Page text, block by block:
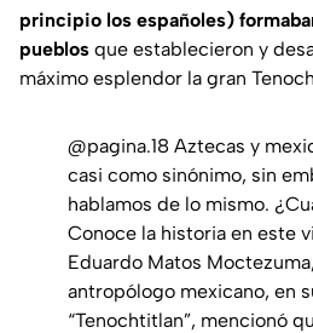
principio los españoles)
pueblos que establecieron y
máximo esplendor la gran
@pagina.18 Aztecas y
casi como sinónimo, sin
hablamos de lo mismo.
Conoce la historia en este
Eduardo Matos
antropólogo mexicano, en
“Tenochtitlan”, mencionó